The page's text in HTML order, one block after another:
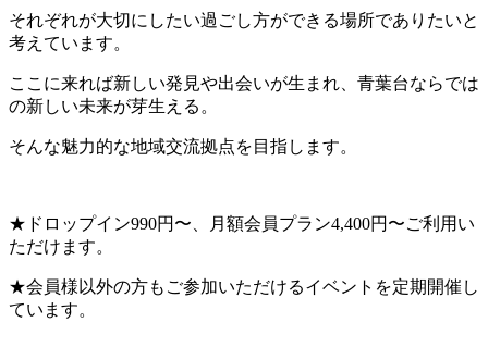
それぞれが大切にしたい過ごし方ができる場所でありたいと
考えています。
ここに来れば新しい発見や出会いが生まれ、青葉台ならでは
の新しい未来が芽生える。
そんな魅力的な地域交流拠点を目指します。
★ドロップイン990円〜、月額会員プラン4,400円〜ご利用い
ただけます。
★会員様以外の方もご参加いただけるイベントを定期開催し
ています。